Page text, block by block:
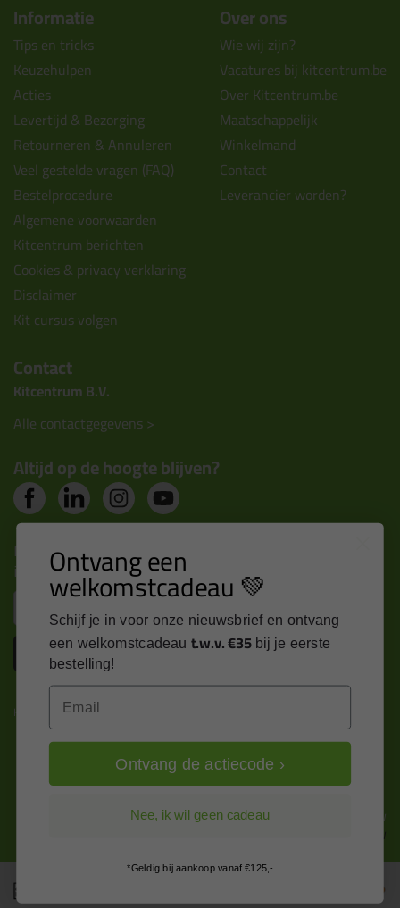
Informatie
Tips en tricks
Keuzehulpen
Acties
Levertijd & Bezorging
Retourneren & Annuleren
Veel gestelde vragen (FAQ)
Bestelprocedure
Algemene voorwaarden
Kitcentrum berichten
Cookies & privacy verklaring
Disclaimer
Kit cursus volgen
Over ons
Wie wij zijn?
Vacatures bij kitcentrum.be
Over Kitcentrum.be
Maatschappelijk
Winkelmand
Contact
Leverancier worden?
Contact
Kitcentrum B.V.
Alle contactgegevens >
Altijd op de hoogte blijven?
Nieuws, tips en exclusieve deals rechtstreeks in je
inbox
Inschrijven
Kitcentrum is trots op:
Alle prijzen zijn in EURO en excl. 21% BTW
wijzig naar incl. BTW
Ontvang een
welkomstcadeau 💚
Schijf je in voor onze nieuwsbrief en ontvang
een welkomstcadeau t.w.v. €35 bij je eerste
bestelling!
Email
Ontvang de actiecode ›
Nee, ik wil geen cadeau
*Geldig bij aankoop vanaf €125,-